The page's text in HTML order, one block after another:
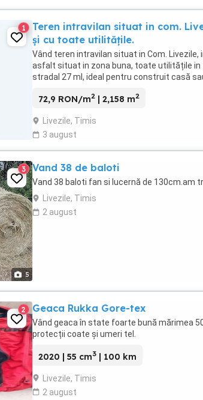
1
Teren intravilan situat in com.
și cu toate utilitățile.
Vând teren intravilan situat in Com. Livezile,
asfalt situat in zona buna, toate utilitățile
stradal 27 ml, ideal pentru construit casă
72,9 RON/m2 | 2,158 m2
Livezile, Timis
3 august
5
3 Vand 38 de baloti
Vand 38 baloti fan si lucernă de 130cm.am
Livezile, Timis
2 august
2 Geaca Rukka Gore-tex
Vând geaca în state foarte bună mărimea
protecții coate și umeri tel.
2020 | 55 cm3 | 100 km
Livezile, Timis
2 august